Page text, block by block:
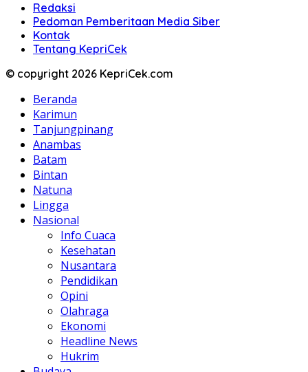
Redaksi
Pedoman Pemberitaan Media Siber
Kontak
Tentang KepriCek
© copyright 2026 KepriCek.com
Beranda
Karimun
Tanjungpinang
Anambas
Batam
Bintan
Natuna
Lingga
Nasional
Info Cuaca
Kesehatan
Nusantara
Pendidikan
Opini
Olahraga
Ekonomi
Headline News
Hukrim